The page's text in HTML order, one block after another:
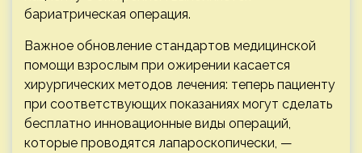
бариатрическая операция.
Важное обновление стандартов медицинской
помощи взрослым при ожирении касается
хирургических методов лечения: теперь пациенту
при соответствующих показаниях могут сделать
бесплатно инновационные виды операций,
которые проводятся лапароскопически, —